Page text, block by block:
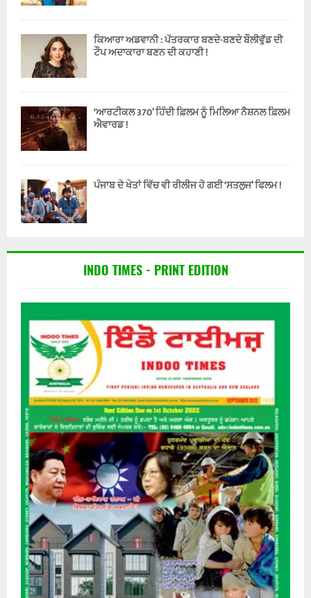
ਕਿਆਰਾ ਅਡਵਾਨੀ : ਪੱਤਰਕਾਰ ਬਣਦੇ-ਬਣਦੇ ਬੌਲੀਵੁੱਡ ਦੀ
ਟੌਪ ਅਦਾਕਾਰਾ ਬਣਨ ਦੀ ਕਹਾਣੀ !
‘ਆਰਟੀਕਲ 370’ ਹਿੰਦੀ ਫ਼ਿਲਮ ਨੂੰ ਮਿਲਿਆ ਨੈਸ਼ਨਲ ਫ਼ਿਲਮ
ਐਵਾਰਡ !
ਪੰਜਾਬ ਦੇ ਖੇਤਾਂ ਵਿੱਚ ਵੀ ਰੀਲੀਜ ਹੋ ਗਈ ‘ਸਤਲੁਜ’ ਫਿਲਮ !
INDO TIMES - PRINT EDITION